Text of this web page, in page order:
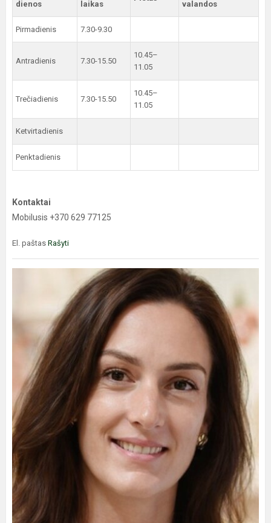
dienos
laikas
valandos
Pirmadienis 7.30-9.30
Antradienis 7.30-15.50
10.45–
11.05
Trečiadienis 7.30-15.50
10.45–
11.05
Ketvirtadienis
Penktadienis
Kontaktai
Mobilusis +370 629 77125
El. paštas Rašyti